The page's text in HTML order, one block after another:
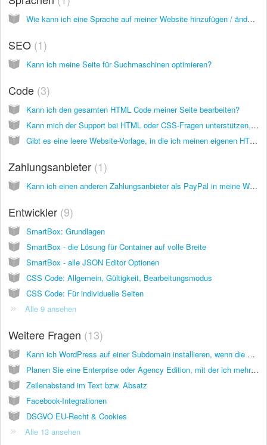
Wie kann ich eine Sprache auf meiner Website hinzufügen / ändern?
SEO 1
Kann ich meine Seite für Suchmaschinen optimieren?
Code 3
Kann ich den gesamten HTML Code meiner Seite bearbeiten?
Kann mich der Support bei HTML oder CSS-Fragen unterstützen, falls ich Hilfe benötige?
Gibt es eine leere Website-Vorlage, in die ich meinen eigenen HTML Code importieren kann?
Zahlungsanbieter 1
Kann ich einen anderen Zahlungsanbieter als PayPal in meine Website einbinden?
Entwickler 9
SmartBox: Grundlagen
SmartBox - die Lösung für Container auf volle Breite
SmartBox - alle JSON Editor Optionen
CSS Code: Allgemein, Gültigkeit, Bearbeitungsmodus
CSS Code: Für individuelle Seiten
Alle 9 ansehen
Weitere Fragen 13
Kann ich WordPress auf einer Subdomain installieren, wenn die Hauptdomain auf inCMS läuft?
Planen Sie eine Enterprise oder Agency Edition, mit der ich mehrere Websites innerhalb eines einzigen inCMS-Kontos verwalten kann?
Zeilenabstand im Text bzw. Absatz
Facebook-Integrationen
DSGVO EU-Recht & Cookies
Alle 13 ansehen